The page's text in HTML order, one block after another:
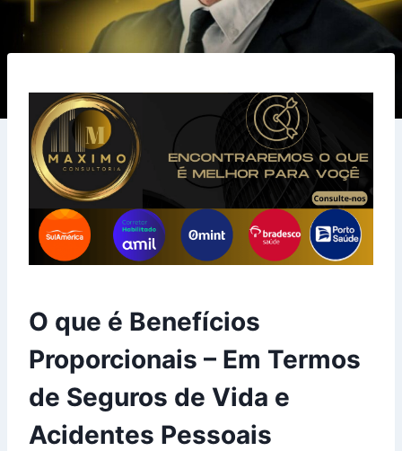
O que é Benefícios
Proporcionais – Em Termos
de Seguros de Vida e
Acidentes Pessoais